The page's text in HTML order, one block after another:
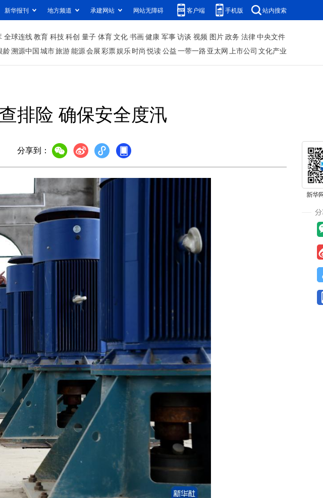
新华报刊 地方频道 承建网站 网站无障碍 客户端 手机版 站内搜索
全球连线教育 科技科创 量子 体育文化 书画健康 军事访谈 视频 图片政务 法律中央文件
龄溯源中国城市旅游能源会展彩票娱乐时尚 悦读公益一带一路 亚太网上市公司 文化产业
排险 确保安全度汛
分享到：